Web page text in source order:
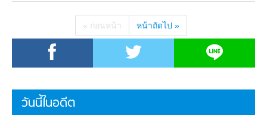
« ก่อนหน้า หน้าถัดไป »
วันนี้ในอดีต